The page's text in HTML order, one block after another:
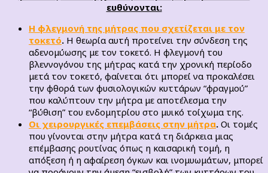
ευθύνονται:
H φλεγμονή της μήτρας που σχετίζεται με τον
τοκετό. Η θεωρία αυτή προτείνει την σύνδεση της
αδενομύωσης με τον τοκετό. Η φλεγμονή του
βλεννογόνου της μήτρας κατά την χρονική περίοδο
μετά τον τοκετό, φαίνεται ότι μπορεί να προκαλέσει
την φθορά των φυσιολογικών κυττάρων “φραγμού”
που καλύπτουν την μήτρα με αποτέλεσμα την
“βύθιση” του ενδομητρίου στο μυικό τοίχωμα της.
Οι χειρουργικές επεμβάσεις στην μήτρα. Οι τομές
που γίνονται στην μήτρα κατά τη διάρκεια μιας
επέμβασης ρουτίνας όπως η καισαρική τομή, η
απόξεση ή η αφαίρεση όγκων και ινομυωμάτων, μπορεί